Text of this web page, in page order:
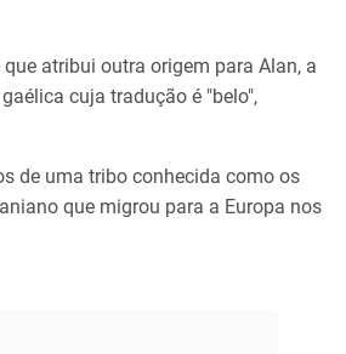
atribui outra origem para Alan, a
cuja tradução é "belo",
de uma tribo conhecida como os
que migrou para a Europa nos